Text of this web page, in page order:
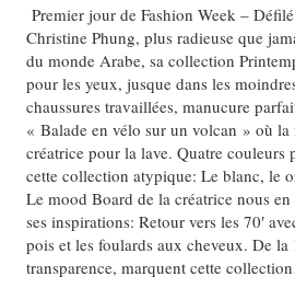
Premier jour de Fashion Week –
Christine Phung, plus radieuse que
du monde Arabe, sa collection
pour les yeux, jusque dans les
chaussures travaillées, manucure
« Balade en vélo sur un volcan » où
créatrice pour la lave. Quatre
cette collection atypique: Le blanc, le
Le mood Board de la créatrice nous
ses inspirations: Retour vers les 70′
pois et les foulards aux cheveux. De la
transparence, marquent cette